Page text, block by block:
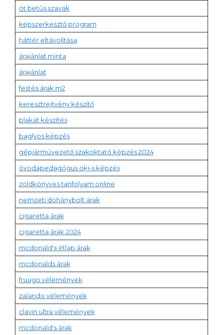
öt betűs szavak
képszerkesztő program
háttér eltávolítása
árajánlat minta
árajánlat
festés árak m2
keresztrejtvény készítő
plakát készítés
baglyos képzés
gépjárművezető szakoktató képzés 2024
óvodapedagógus okj-s képzés
zöldkönyves tanfolyam online
nemzeti dohánybolt árak
cigaretta árak
cigaretta árak 2024
mcdonald's étlap árak
mcdonalds árak
fruugo vélemények
zalando vélemények
clavin ultra vélemények
mcdonald's árak